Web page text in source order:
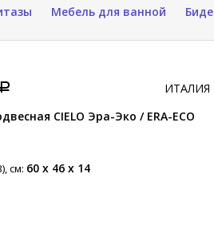
Мебель для ванной Биде
ИТАЛИЯ
CIELO Эра-Эко / ERA-ECO
см: 60 x 46 x 14